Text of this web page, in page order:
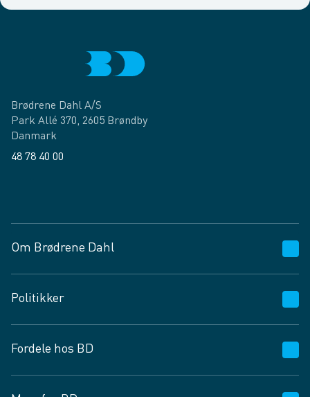
Brødrene Dahl A/S
Park Allé 370, 2605 Brøndby
Danmark
48 78 40 00
Om Brødrene Dahl
Vagttelefon 30 10 89 89
Spørgsmål og svar
Job og karriere
Fødevarekontrolrapport
Politikker
Privatlivspolitik
Cookies
Fordele hos BD